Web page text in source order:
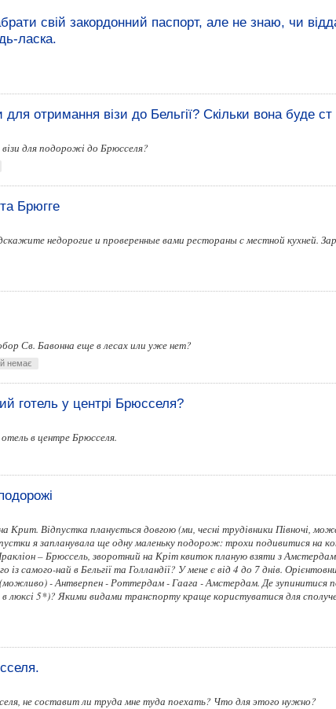
свій закордонний паспорт, але не знаю, чи
ласка.
для отримання візи до Бельгії? Скільки вона буде ст
для подорожі до Брюсселя?
Брюгге
недорогие и проверенные вами рестораны с местной кухней.
Св. Бавонна еще в лесах или уже нет?
немає
готель у центрі Брюсселя?
в центре Брюсселя.
Крит. Відпустка планується довгою (ми, чесні трудівники Півночі,
я запланувала ще одну маленьку подорож: трохи подивитися на
– Брюссель, зворотний на Кріт квиток планую взяти з
самого-най в Бельгії та Голландії? У мене є від 4 до 7 днів.
- Антверпен - Роттердам - ​​Гаага - Амстердам. Де зупинитися
люксі 5*)? Якими видами транспорту краще користуватися для
не составит ли труда мне туда поехать? Что для этого нужно?